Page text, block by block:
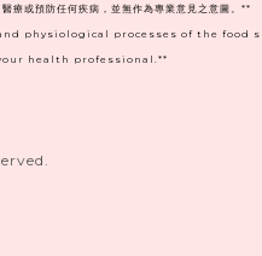
療或預防任何疾病，並無作為專業意見之意圖。**
physiological processes of the food
health professional.**